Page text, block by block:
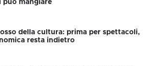
può mangiare
della cultura: prima per spettacoli,
resta indietro